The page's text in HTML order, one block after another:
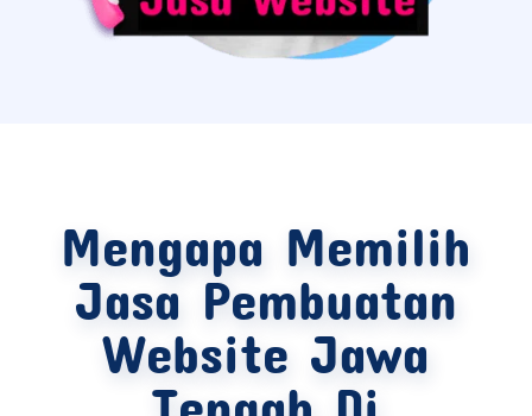
Mengapa Memilih
Jasa Pembuatan
Website Jawa